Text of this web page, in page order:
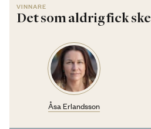
VINNARE
Det som aldrig fick ske
Åsa Erlandsson